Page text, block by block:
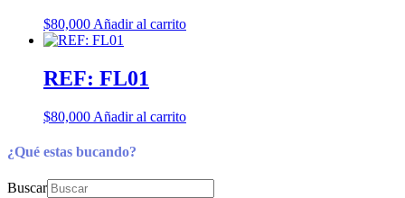
$80,000 Añadir al carrito
REF: FL01
$80,000 Añadir al carrito
¿Qué estas bucando?
Buscar